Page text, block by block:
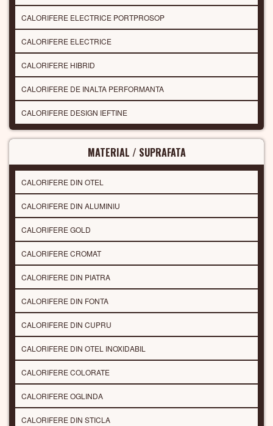
CALORIFERE ELECTRICE PORTPROSOP
CALORIFERE ELECTRICE
CALORIFERE HIBRID
CALORIFERE DE INALTA PERFORMANTA
CALORIFERE DESIGN IEFTINE
MATERIAL / SUPRAFATA
CALORIFERE DIN OTEL
CALORIFERE DIN ALUMINIU
CALORIFERE GOLD
CALORIFERE CROMAT
CALORIFERE DIN PIATRA
CALORIFERE DIN FONTA
CALORIFERE DIN CUPRU
CALORIFERE DIN OTEL INOXIDABIL
CALORIFERE COLORATE
CALORIFERE OGLINDA
CALORIFERE DIN STICLA